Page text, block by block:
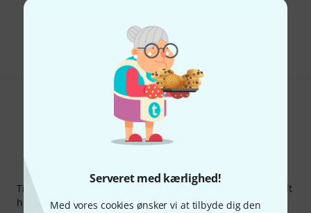
Serveret med kærlighed!
Med vores cookies ønsker vi at tilbyde dig den
Hjælp og feedback
Thomann Newsletter
Tilmeld dig Thomann Nyhedsbrevet på engelsk og med lidt
held kan du vinde en af50 gavekorthver værdi50 €